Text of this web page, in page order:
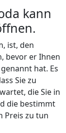
kann
ist, den
bevor er Ihnen
hat. Es
Sie zu
die Sie in
die bestimmt
Preis zu tun